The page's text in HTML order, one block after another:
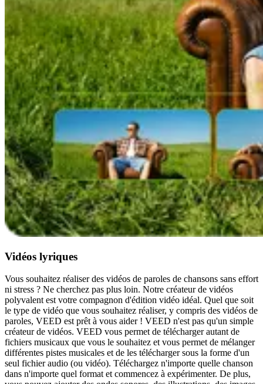
Vidéos lyriques
Vous souhaitez réaliser des vidéos de paroles de chansons sans effort
ni stress ? Ne cherchez pas plus loin. Notre créateur de vidéos
polyvalent est votre compagnon d'édition vidéo idéal. Quel que soit
le type de vidéo que vous souhaitez réaliser, y compris des vidéos de
paroles, VEED est prêt à vous aider ! VEED n'est pas qu'un simple
créateur de vidéos. VEED vous permet de télécharger autant de
fichiers musicaux que vous le souhaitez et vous permet de mélanger
différentes pistes musicales et de les télécharger sous la forme d'un
seul fichier audio (ou vidéo). Téléchargez n'importe quelle chanson
dans n'importe quel format et commencez à expérimenter. De plus,